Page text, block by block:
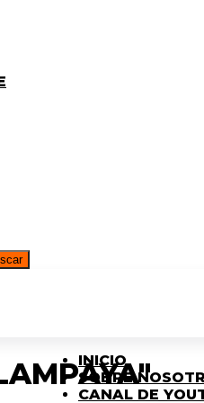
INICIO
SOBRE
CANAL DE